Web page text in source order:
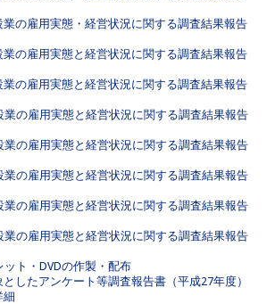
の雇用実態・経営状況に関する調査結果報告
の雇用実態と経営状況に関する調査結果報告
の雇用実態と経営状況に関する調査結果報告
の雇用実態と経営状況に関する調査結果報告
の雇用実態と経営状況に関する調査結果報告
の雇用実態と経営状況に関する調査結果報告
の雇用実態と経営状況に関する調査結果報告
の雇用実態と経営状況に関する調査結果報告
ット・DVDの作製・配布
したアンケート等調査報告書（平成27年度）
細